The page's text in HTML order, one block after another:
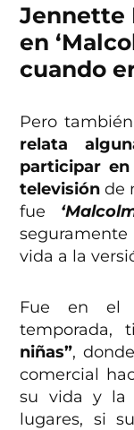
Jennette
en
cuando
Pero
relata
participar
televisión de
fue
vida a la
Fue en el
temporada,
niñas”,
comercial
su vida y la
lugares, si